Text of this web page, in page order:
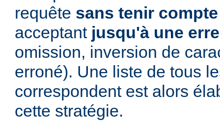
requête sans tenir
acceptant jusqu'à une
omission, inversion de
erroné). Une liste de tous
correspondent est alors
cette stratégie.